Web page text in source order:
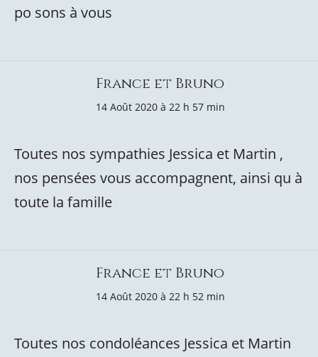
po sons à vous
France et Bruno
14 Août 2020 à 22 h 57 min
Toutes nos sympathies Jessica et Martin ,
nos pensées vous accompagnent, ainsi qu à
toute la famille
France et Bruno
14 Août 2020 à 22 h 52 min
Toutes nos condoléances Jessica et Martin